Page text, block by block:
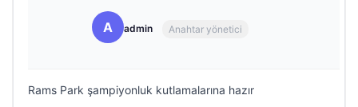
A admin Anahtar yönetici
Rams Park şampiyonluk kutlamalarına hazır